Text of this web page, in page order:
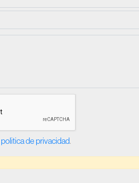
politica de privacidad.